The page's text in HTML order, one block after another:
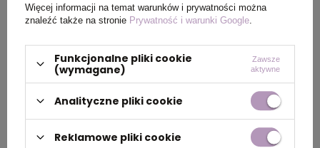
produktu
PAKOWANIE
Więcej informacji na temat warunków i prywatności można
znaleźć także na stronie Prywatność i warunki Google
Funkcjonalne pliki cookie
(wymagane)
Zawsze
aktywne
Analityczne pliki cookie
Reklamowe pliki cookie